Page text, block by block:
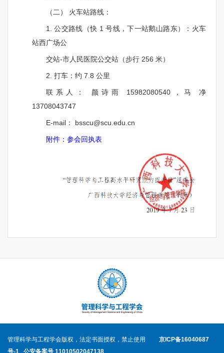
（二） 火车站路线：
1.公交路线（快 1号线，下一站鹅山路东）：火车
站西广场公
交站-市人民医院公交站（步行 256 米）
2. 打车：约 7.8 公里
联系人 ： 颜诗雨 15982080540 ，马 净
13708043747
E-mail ： bsscu@scu.edu.cn
附件：参会回执表
管理科学与工程学会版权，法定书面授权，禁止使用 京ICP备16040687
号-1 公安备案号 11010502047138